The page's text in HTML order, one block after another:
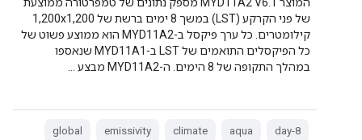
של פני הקרקע (LST) במשך 8 ימים ברשת של 1,200x1,200
קילומטרים. כל ערך פיקסל ב-MYD11A2 הוא ממוצע פשוט של
כל הפיקסלים התואמים של LST ב-MYD11A1 שנאספו
במהלך התקופה של 8 הימים. ה-MYD11A2 מבצע …
8-day
aqua
climate
emissivity
global